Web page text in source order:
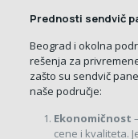
Prednosti sendvič
Beograd i okolna
rešenja za
zašto su sendvič
naše područje:
Ekonomičnost
cene i kvaliteta.